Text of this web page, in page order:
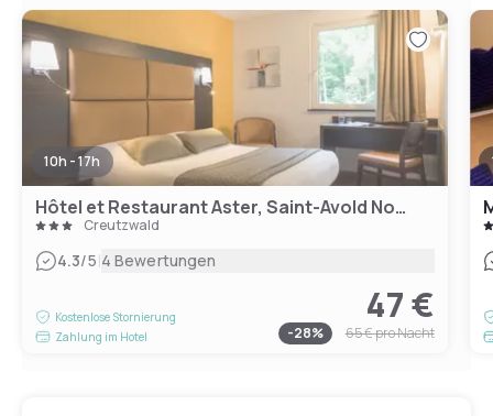
10h - 17h
Hôtel et Restaurant Aster, Saint-Avold Nord
Creutzwald
4.3/5|4 Bewertungen
Kostenlose Stornierung
Zahlung im Hotel
47 €
-28% 65 €pro Nacht